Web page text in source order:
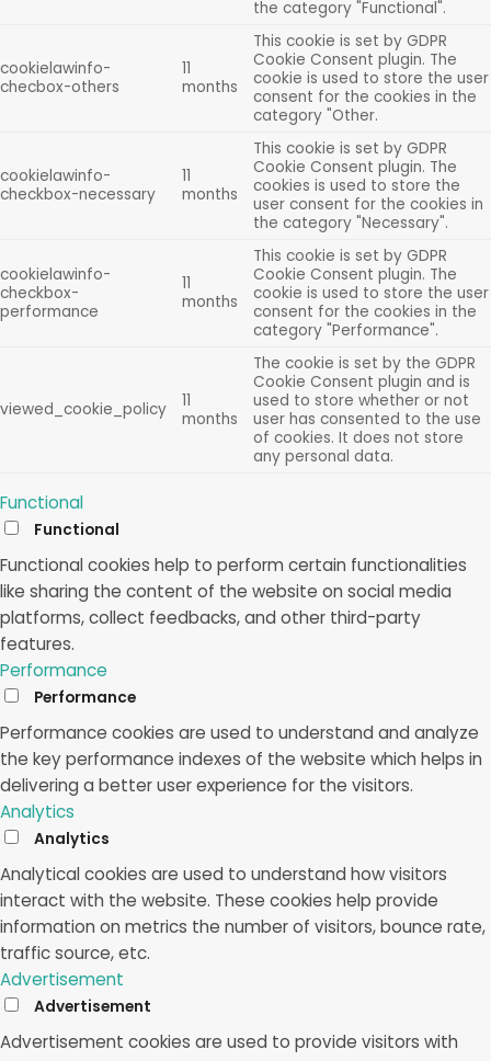
the category "Functional".
cookielawinfo-
checbox-others
11
months
This cookie is set by GDPR
Cookie Consent plugin. The
cookie is used to store the user
consent for the cookies in the
category "Other.
cookielawinfo-
checkbox-necessary
11
months
This cookie is set by GDPR
Cookie Consent plugin. The
cookies is used to store the
user consent for the cookies in
the category "Necessary".
cookielawinfo-
checkbox-
performance
11
months
This cookie is set by GDPR
Cookie Consent plugin. The
cookie is used to store the user
consent for the cookies in the
category "Performance".
viewed_cookie_policy
11
months
The cookie is set by the GDPR
Cookie Consent plugin and is
used to store whether or not
user has consented to the use
of cookies. It does not store
any personal data.
Functional
Functional
Functional cookies help to perform certain functionalities
like sharing the content of the website on social media
platforms, collect feedbacks, and other third-party
features.
Performance
Performance
Performance cookies are used to understand and analyze
the key performance indexes of the website which helps in
delivering a better user experience for the visitors.
Analytics
Analytics
Analytical cookies are used to understand how visitors
interact with the website. These cookies help provide
information on metrics the number of visitors, bounce rate,
traffic source, etc.
Advertisement
Advertisement
Advertisement cookies are used to provide visitors with